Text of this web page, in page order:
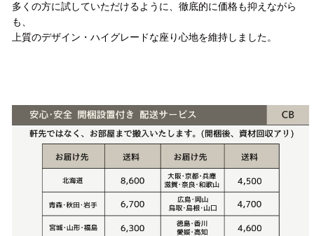
多くの方に試していただけるように、徹底的に価格も抑えながら
も、
上質のデザイン・ハイグレードな座り心地を維持しました。